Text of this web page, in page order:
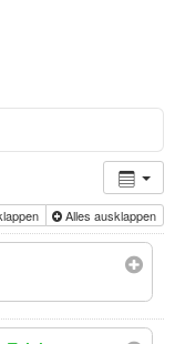
Alles ausklappen